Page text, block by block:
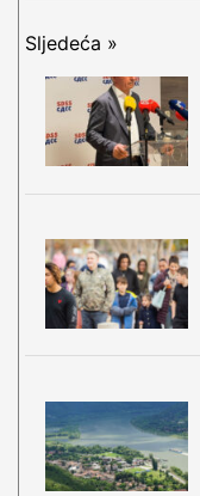
Sljedeća »